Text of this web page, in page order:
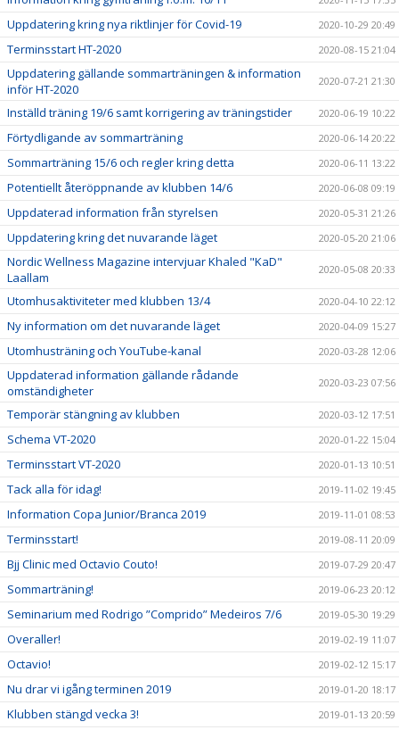
Uppdatering kring nya riktlinjer för Covid-19 2020-10-29 20:49
Terminsstart HT-2020 2020-08-15 21:04
Uppdatering gällande sommarträningen & information
inför HT-2020
2020-07-21 21:30
Inställd träning 19/6 samt korrigering av träningstider 2020-06-19 10:22
Förtydligande av sommarträning 2020-06-14 20:22
Sommarträning 15/6 och regler kring detta 2020-06-11 13:22
Potentiellt återöppnande av klubben 14/6 2020-06-08 09:19
Uppdaterad information från styrelsen 2020-05-31 21:26
Uppdatering kring det nuvarande läget 2020-05-20 21:06
Nordic Wellness Magazine intervjuar Khaled "KaD"
Laallam
2020-05-08 20:33
Utomhusaktiviteter med klubben 13/4 2020-04-10 22:12
Ny information om det nuvarande läget 2020-04-09 15:27
Utomhusträning och YouTube-kanal 2020-03-28 12:06
Uppdaterad information gällande rådande
omständigheter
2020-03-23 07:56
Temporär stängning av klubben 2020-03-12 17:51
Schema VT-2020 2020-01-22 15:04
Terminsstart VT-2020 2020-01-13 10:51
Tack alla för idag! 2019-11-02 19:45
Information Copa Junior/Branca 2019 2019-11-01 08:53
Terminsstart! 2019-08-11 20:09
Bjj Clinic med Octavio Couto! 2019-07-29 20:47
Sommarträning! 2019-06-23 20:12
Seminarium med Rodrigo ”Comprido” Medeiros 7/6 2019-05-30 19:29
Overaller! 2019-02-19 11:07
Octavio! 2019-02-12 15:17
Nu drar vi igång terminen 2019 2019-01-20 18:17
Klubben stängd vecka 3! 2019-01-13 20:59